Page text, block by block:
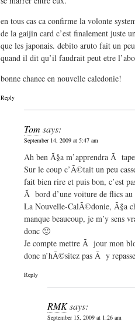
en tous cas ca confirme la volonte
de la gaijin card c’est finalement juste
que les japonais. debito aruto fait un
quand il dit qu’il faudrait peut etre
bonne chance en nouvelle caledonie!
Reply
Tom says:
September 14, 2009 at 5:47 am
Ah ben Ã§a m’apprendra Ã
Sur le coup c’Ã©tait un peu
fait bien rire et puis bon, c’est
Ã bord d’une voiture de flics au
La Nouvelle-CalÃ©donie, Ã§a
manque beaucoup, je m’y sens
donc 🙂
Je compte mettre Ã jour mon
donc n’hÃ©sitez pas Ã y
Reply
RMKsays:
September 15, 2009 at 1:26 am